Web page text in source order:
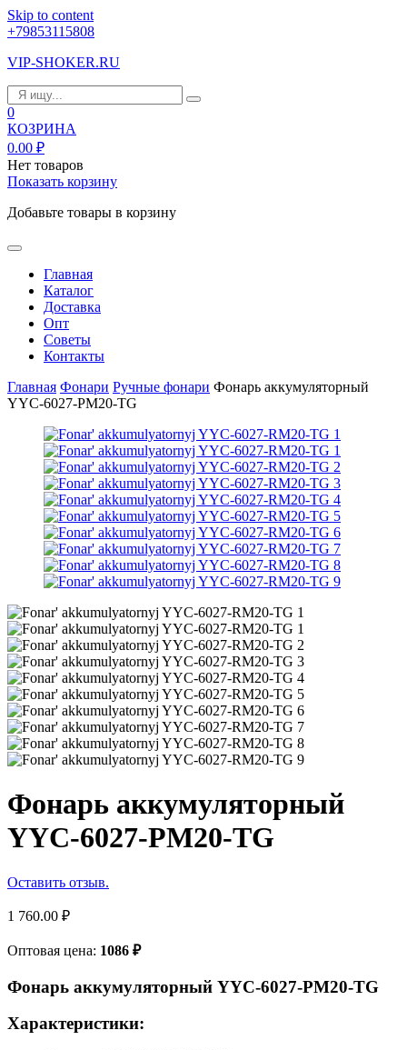
Skip to content
+79853115808
VIP-SHOKER.RU
0
КОЗРИНА
0.00 ₽
Нет товаров
Показать корзину
Добавьте товары в корзину
Главная
Каталог
Доставка
Опт
Советы
Контакты
Главная Фонари Ручные фонари Фонарь аккумуляторный
YYC-6027-РM20-TG
Фонарь аккумуляторный
YYC-6027-РM20-TG
Оставить отзыв.
1 760.00 ₽
Оптовая цена: 1086 ₽
Фонарь аккумуляторный YYC-6027-PM20-TG
Характеристики: